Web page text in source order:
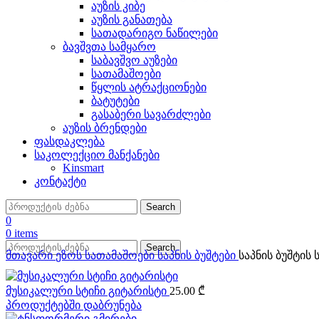
აუზის კიბე
აუზის განათება
სათადარიგო ნაწილები
ბავშვთა სამყარო
საბავშვო აუზები
სათამაშოები
წყლის ატრაქციონები
ბატუტები
გასაბერი სავარძლები
აუზის ბრენდები
ფასდაკლება
საკოლექციო მანქანები
Kinsmart
კონტაქტი
Search
0
0 items
Search
მთავარიეზოს სათამაშოებისაპნის ბუშტები საპნის ბუშტის
მუსიკალური სტიჩი გიტარისტი 25.00 ₾
პროდუქტებში დაბრუნება